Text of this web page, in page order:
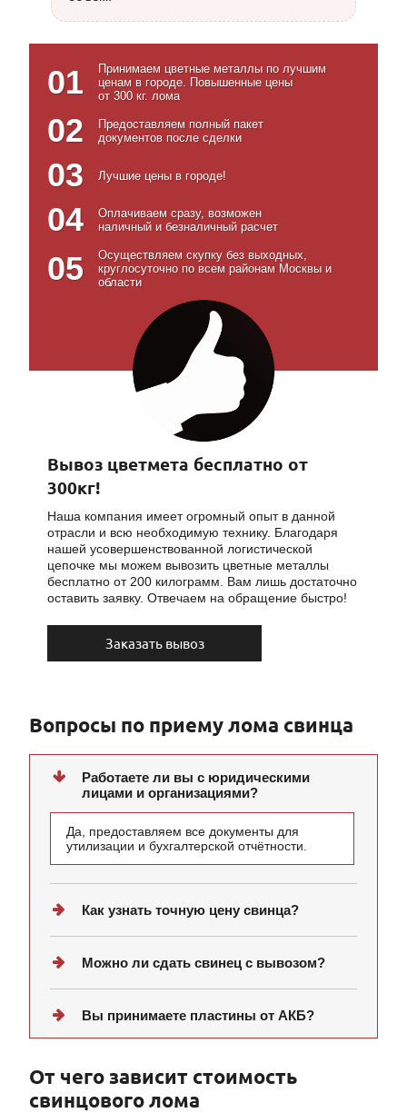
01
Принимаем цветные металлы по лучшим
ценам в городе. Повышенные цены
от 300 кг. лома
02
Предоставляем полный пакет
документов после сделки
03 Лучшие цены в городе!
04
Оплачиваем сразу, возможен
наличный и безналичный расчет
05
Осуществляем скупку без выходных,
круглосуточно по всем районам Москвы и
области
Вывоз цветмета бесплатно от
300кг!
Наша компания имеет огромный опыт в данной
отрасли и всю необходимую технику. Благодаря
нашей усовершенствованной логистической
цепочке мы можем вывозить цветные металлы
бесплатно от 200 килограмм. Вам лишь достаточно
оставить заявку. Отвечаем на обращение быстро!
Заказать вывоз
Вопросы по приему лома свинца
Работаете ли вы с юридическими
лицами и организациями?
Да, предоставляем все документы для
утилизации и бухгалтерской отчётности.
Как узнать точную цену свинца?
Можно ли сдать свинец с вывозом?
Вы принимаете пластины от АКБ?
От чего зависит стоимость
свинцового лома